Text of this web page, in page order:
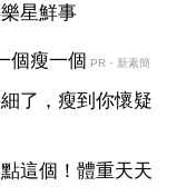
星鮮事
個瘦一個 PR・新素簡
了，瘦到你懷疑
這個！體重天天